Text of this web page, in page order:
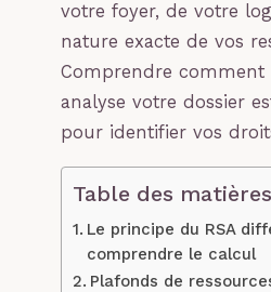
votre foyer, de votre
nature exacte de vos
Comprendre comment
analyse votre dossier
pour identifier vos
Table des matières
Le principe du RSA
comprendre le calcul
Plafonds de